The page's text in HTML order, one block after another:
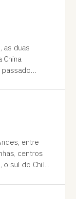
as duas
entre
centros
o sul do Chile